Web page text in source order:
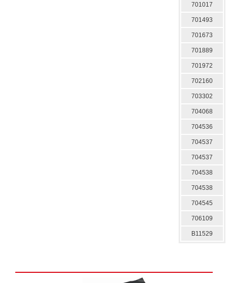
701017
701493
701673
701889
701972
702160
703302
704068
704536
704537
704537
704538
704538
704545
706109
B11529